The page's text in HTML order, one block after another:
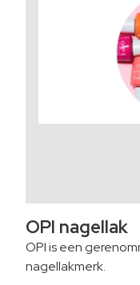
OPI nagellak
OPI is een
nagellakmerk.